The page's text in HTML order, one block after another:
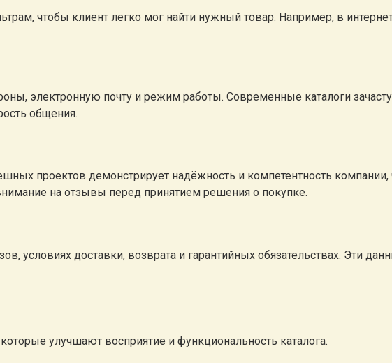
чтобы клиент легко мог найти нужный товар. Например, в
электронную почту и режим работы. Современные каталоги
общения.
проектов демонстрирует надёжность и компетентность компании,
на отзывы перед принятием решения о покупке.
условиях доставки, возврата и гарантийных обязательствах. Эти
улучшают восприятие и функциональность каталога.